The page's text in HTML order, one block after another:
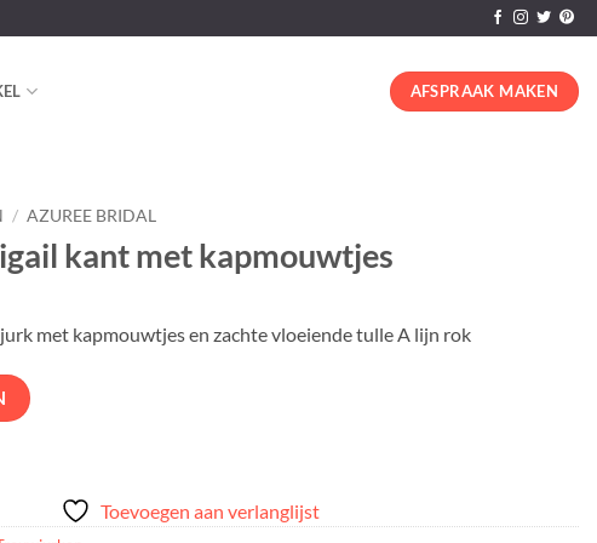
AFSPRAAK MAKEN
/ AZUREE BRIDAL
kant met kapmouwtjes
met kapmouwtjes en zachte vloeiende tulle A lijn rok
Toevoegen aan verlanglijst